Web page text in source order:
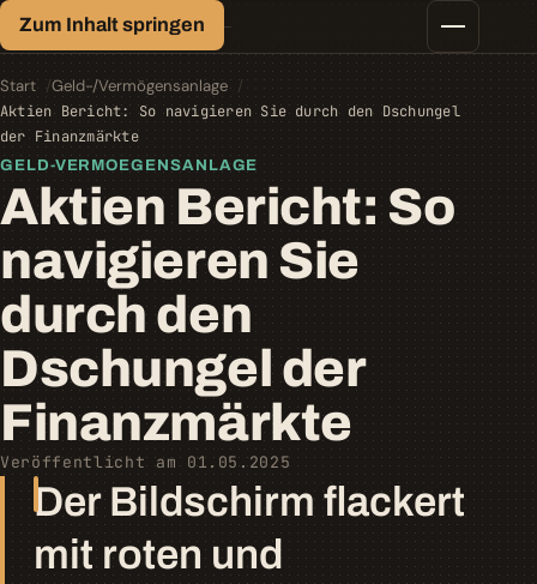
Zum Inhalt springen
Finanz-Lexikon
Geld, einfach erklärt.
Finanztipps
Kredite
Geld-/Vermögensanlage
Krypto
Steuern
Start Geld-/Vermögensanlage
Aktien Bericht: So navigieren Sie durch den Dschungel
der Finanzmärkte
GELD-VERMOEGENSANLAGE
Aktien Bericht: So
navigieren Sie
durch den
Dschungel der
Finanzmärkte
Veröffentlicht am 01.05.2025
Der Bildschirm flackert
mit roten und